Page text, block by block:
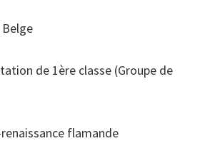
de 1ère classe (Groupe de
flamande